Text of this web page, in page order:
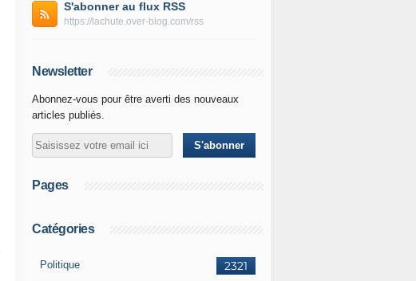
S'abonner au flux RSS
https://lachute.over-blog.com/rss
Newsletter
Abonnez-vous pour être averti des nouveaux
articles publiés.
Pages
Catégories
2321
Politique